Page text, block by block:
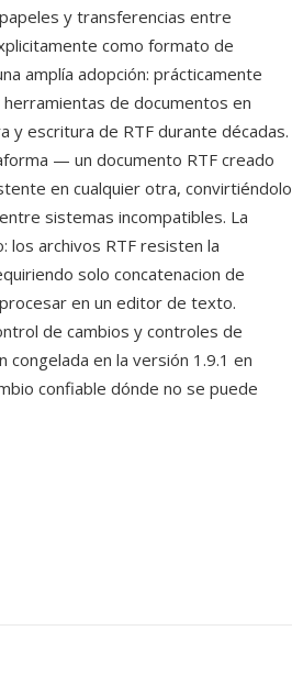
y transferencias entre
como formato de
amplía adopción: prácticamente
de documentos en
escritura de RTF durante décadas.
— un documento RTF creado
en cualquier otra, convirtiéndolo
sistemas incompatibles. La
archivos RTF resisten la
solo concatenacion de
en un editor de texto.
de cambios y controles de
en la versión 1.9.1 en
confiable dónde no se puede